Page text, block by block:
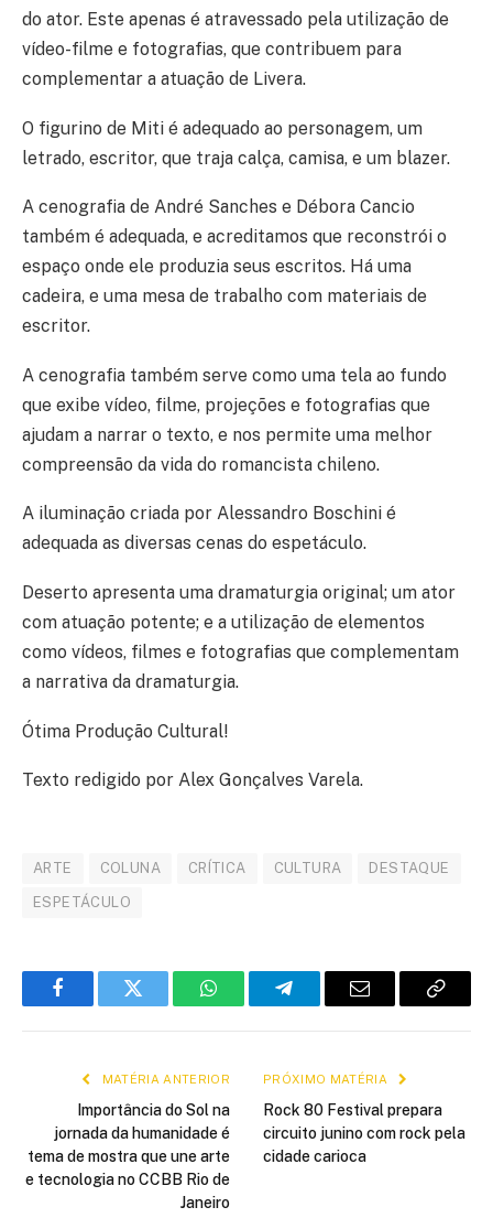
do ator. Este apenas é atravessado pela utilização de
vídeo-filme e fotografias, que contribuem para
complementar a atuação de Livera.
O figurino de Miti é adequado ao personagem, um
letrado, escritor, que traja calça, camisa, e um blazer.
A cenografia de André Sanches e Débora Cancio
também é adequada, e acreditamos que reconstrói o
espaço onde ele produzia seus escritos. Há uma
cadeira, e uma mesa de trabalho com materiais de
escritor.
A cenografia também serve como uma tela ao fundo
que exibe vídeo, filme, projeções e fotografias que
ajudam a narrar o texto, e nos permite uma melhor
compreensão da vida do romancista chileno.
A iluminação criada por Alessandro Boschini é
adequada as diversas cenas do espetáculo.
Deserto apresenta uma dramaturgia original; um ator
com atuação potente; e a utilização de elementos
como vídeos, filmes e fotografias que complementam
a narrativa da dramaturgia.
Ótima Produção Cultural!
Texto redigido por Alex Gonçalves Varela.
ARTE COLUNA CRÍTICA CULTURA DESTAQUE
ESPETÁCULO
FacebookTwitter WhatsAppTelegramE-
Copiar
MATÉRIA ANTERIOR
Importância do Sol na
jornada da humanidade é
tema de mostra que une arte
e tecnologia no CCBB Rio de
Janeiro
PRÓXIMO MATÉRIA
Rock 80 Festival prepara
circuito junino com rock pela
cidade carioca